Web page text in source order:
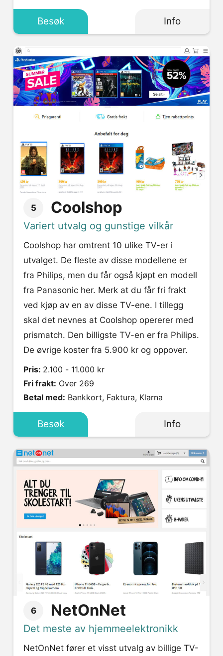
Besøk Info
5 Coolshop
Variert utvalg og gunstige vilkår
Coolshop har omtrent 10 ulike TV-er i
utvalget. De fleste av disse modellene er
fra Philips, men du får også kjøpt en modell
fra Panasonic her. Merk at du får fri frakt
ved kjøp av en av disse TV-ene. I tillegg
skal det nevnes at Coolshop opererer med
prismatch. Den billigste TV-en er fra Philips.
De øvrige koster fra 5.900 kr og oppover.
Pris: 2.100 - 11.000 kr
Fri frakt: Over 269
Betal med: Bankkort, Faktura, Klarna
Besøk Info
6 NetOnNet
Det meste av hjemmeelektronikk
NetOnNet fører et visst utvalg av billige TV-